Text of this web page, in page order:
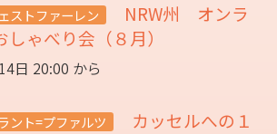
ストファーレン
NRW州 オンラ
ゃべり会（８月）
日 20:00 から
ント=プファルツ
カッセルへの１